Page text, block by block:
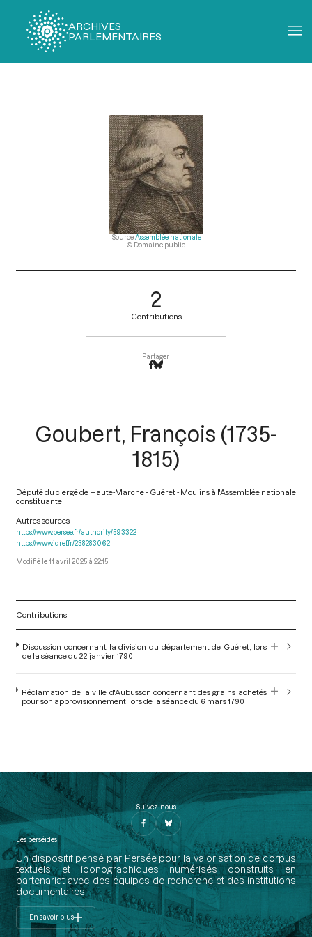
ARCHIVES
PARLEMENTAIRES
Source Assemblée nationale
© Domaine public
2
Contributions
Partager
Goubert, François (1735-
1815)
Député du clergé de Haute-Marche - Guéret - Moulins à l'Assemblée nationale
constituante
Autres sources
https://www.persee.fr/authority/593322
https://www.idref.fr/238283062
11 avril 2025 à 22:15
Contributions
Discussion concernant la division du département de Guéret, lors
de la séance du 22 janvier 1790
Réclamation de la ville d'Aubusson concernant des grains achetés
pour son approvisionnement, lors de la séance du 6 mars 1790
Suivez-nous
Les perséides
Un dispositif pensé par Persée pour la valorisation de corpus
textuels et iconographiques numérisés construits en
partenariat avec des équipes de recherche et des institutions
documentaires.
En savoir plus